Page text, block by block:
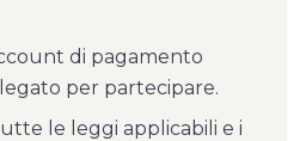
di pagamento
per partecipare.
le leggi applicabili e i